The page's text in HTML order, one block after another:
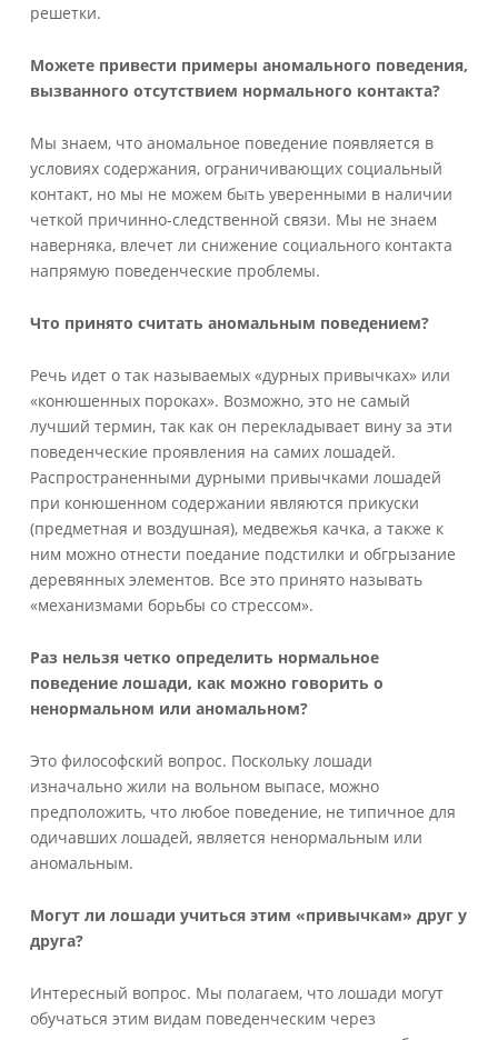
решетки.
Можете привести примеры аномального поведения,
вызванного отсутствием нормального контакта?
Мы знаем, что аномальное поведение появляется в
условиях содержания, ограничивающих социальный
контакт, но мы не можем быть уверенными в наличии
четкой причинно-следственной связи. Мы не знаем
наверняка, влечет ли снижение социального контакта
напрямую поведенческие проблемы.
Что принято считать аномальным поведением?
Речь идет о так называемых «дурных привычках» или
«конюшенных пороках». Возможно, это не самый
лучший термин, так как он перекладывает вину за эти
поведенческие проявления на самих лошадей.
Распространенными дурными привычками лошадей
при конюшенном содержании являются прикуски
(предметная и воздушная), медвежья качка, а также к
ним можно отнести поедание подстилки и обгрызание
деревянных элементов. Все это принято называть
«механизмами борьбы со стрессом».
Раз нельзя четко определить нормальное
поведение лошади, как можно говорить о
ненормальном или аномальном?
Это философский вопрос. Поскольку лошади
изначально жили на вольном выпасе, можно
предположить, что любое поведение, не типичное для
одичавших лошадей, является ненормальным или
аномальным.
Могут ли лошади учиться этим «привычкам» друг у
друга?
Интересный вопрос. Мы полагаем, что лошади могут
обучаться этим видам поведенческим через